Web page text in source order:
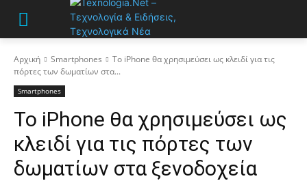
Αρχική Smartphones
Το iPhone θα χρησιμεύσει ως κλειδί για τις
πόρτες των δωματίων στα...
Smartphones
Το iPhone θα χρησιμεύσει ως
κλειδί για τις πόρτες των
δωματίων στα ξενοδοχεία